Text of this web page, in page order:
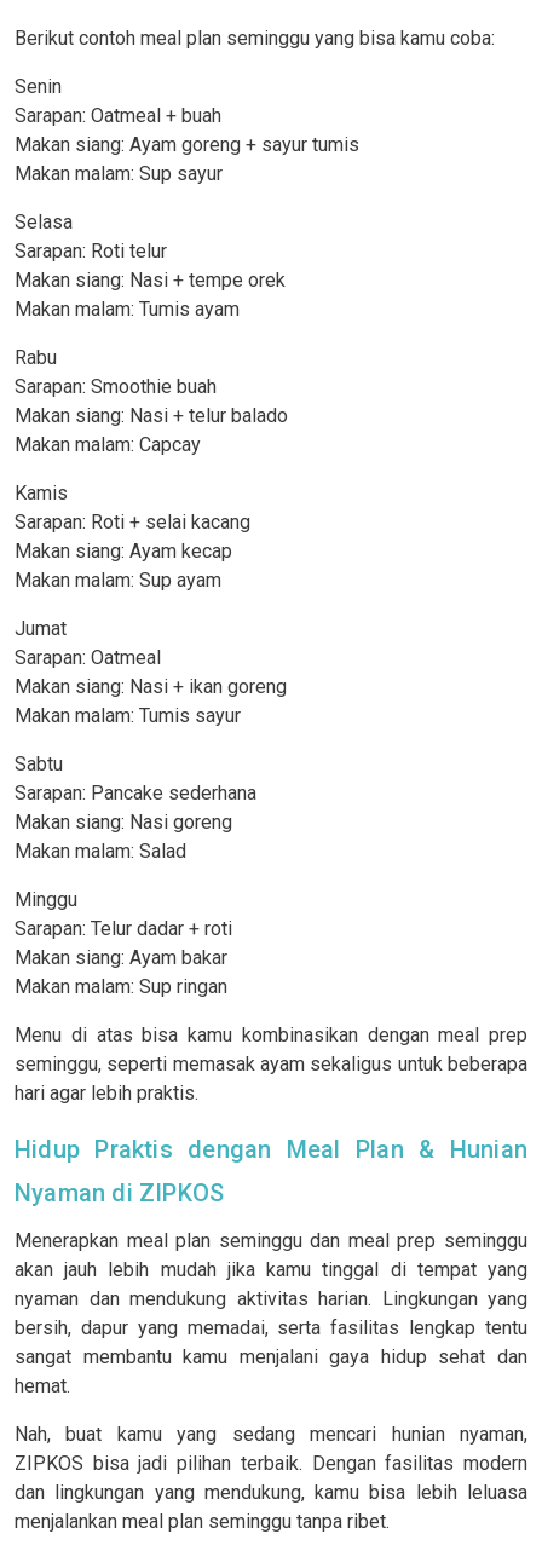
Berikut contoh meal plan seminggu yang bisa kamu coba:
Senin
Sarapan: Oatmeal + buah
Makan siang: Ayam goreng + sayur tumis
Makan malam: Sup sayur
Selasa
Sarapan: Roti telur
Makan siang: Nasi + tempe orek
Makan malam: Tumis ayam
Rabu
Sarapan: Smoothie buah
Makan siang: Nasi + telur balado
Makan malam: Capcay
Kamis
Sarapan: Roti + selai kacang
Makan siang: Ayam kecap
Makan malam: Sup ayam
Jumat
Sarapan: Oatmeal
Makan siang: Nasi + ikan goreng
Makan malam: Tumis sayur
Sabtu
Sarapan: Pancake sederhana
Makan siang: Nasi goreng
Makan malam: Salad
Minggu
Sarapan: Telur dadar + roti
Makan siang: Ayam bakar
Makan malam: Sup ringan
Menu di atas bisa kamu kombinasikan dengan meal prep
seminggu, seperti memasak ayam sekaligus untuk beberapa
hari agar lebih praktis.
Hidup Praktis dengan Meal Plan & Hunian
Nyaman di ZIPKOS
Menerapkan meal plan seminggu dan meal prep seminggu
akan jauh lebih mudah jika kamu tinggal di tempat yang
nyaman dan mendukung aktivitas harian. Lingkungan yang
bersih, dapur yang memadai, serta fasilitas lengkap tentu
sangat membantu kamu menjalani gaya hidup sehat dan
hemat.
Nah, buat kamu yang sedang mencari hunian nyaman,
ZIPKOS bisa jadi pilihan terbaik. Dengan fasilitas modern
dan lingkungan yang mendukung, kamu bisa lebih leluasa
menjalankan meal plan seminggu tanpa ribet.